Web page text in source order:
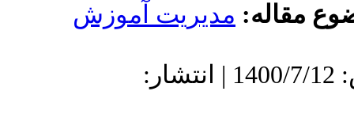
مدیریت آموزش
دریافت: 1400/4/17 | پذیرش: 1400/7/12 | انتشار: